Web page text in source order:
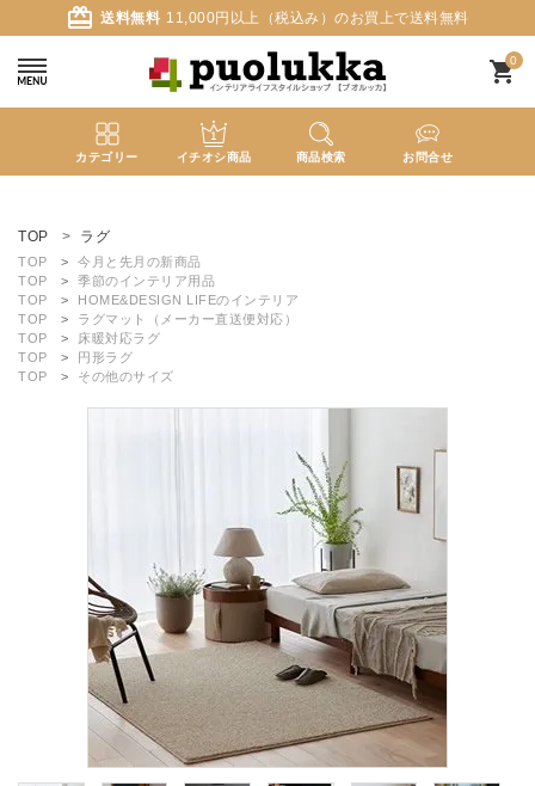
card_giftcard 送料無料 11,000円以上（税込み）のお買上で送料無料
0
shopping_cart
カテゴリー イチオシ商品 商品検索 お問合せ
ようこそ ゲスト 様
meeting_room ログイン person 新規会員登録
ブランド
ガイドライン
TOP ラグ
TOP
今月と先月の新商品
TOP
季節のインテリア用品
TOP
HOME&DESIGN LIFEのインテリア
TOP
ラグマット（メーカー直送便対応）
TOP
床暖対応ラグ
TOP
円形ラグ
TOP
その他のサイズ